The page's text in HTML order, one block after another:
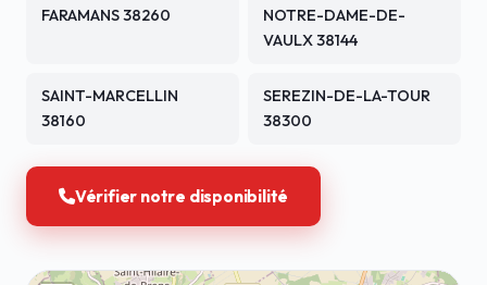
FARAMANS 38260
NOTRE-DAME-DE-
VAULX 38144
SAINT-MARCELLIN
38160
SEREZIN-DE-LA-TOUR
38300
Vérifier notre disponibilité